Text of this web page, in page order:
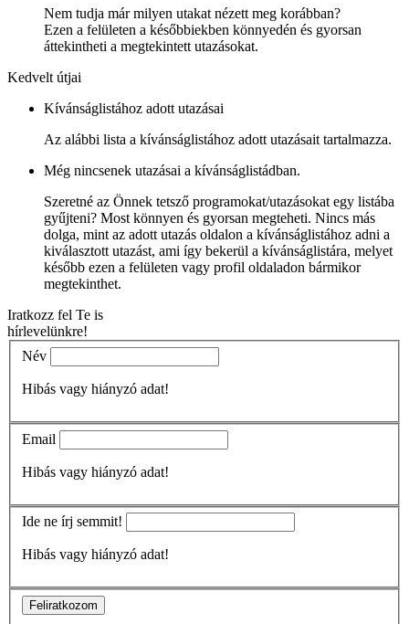
Nem tudja már milyen utakat nézett meg korábban?
Ezen a felületen a későbbiekben könnyedén és gyorsan
áttekintheti a megtekintett utazásokat.
Kedvelt útjai
Kívánságlistához adott utazásai
Az alábbi lista a kívánságlistához adott utazásait tartalmazza.
Még nincsenek utazásai a kívánságlistádban.
Szeretné az Önnek tetsző programokat/utazásokat egy listába
gyűjteni? Most könnyen és gyorsan megteheti. Nincs más
dolga, mint az adott utazás oldalon a kívánságlistához adni a
kiválasztott utazást, ami így bekerül a kívánságlistára, melyet
később ezen a felületen vagy profil oldaladon bármikor
megtekinthet.
Iratkozz fel Te is
hírlevelünkre!
Név
Hibás vagy hiányzó adat!
Email
Hibás vagy hiányzó adat!
Ide ne írj semmit!
Hibás vagy hiányzó adat!
Feliratkozom